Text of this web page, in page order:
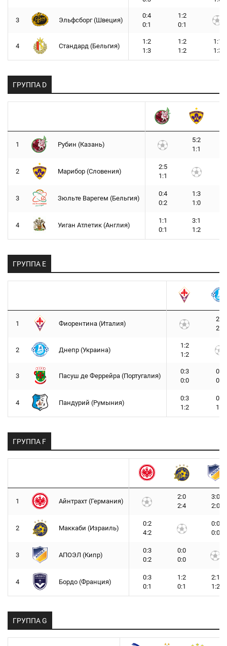
3 Эльфсборг (Швеция)
0:4
0:1
1:2
0:1
4 Стандард (Бельгия)
1:2
1:3
1:2
1:2
1:1
1:3
ГРУППА D
1 Рубин (Казань)
5:2
1:1
2 Марибор (Словения)
2:5
1:1
3 Зюльте Варегем (Бельгия)
0:4
0:2
1:3
1:0
4 Уиган Атлетик (Англия)
1:1
0:1
3:1
1:2
ГРУППА E
1 Фиорентина (Италия)
2:1
2:1
2 Днепр (Украина)
1:2
1:2
3 Пасуш де Феррейра (Португалия)
0:3
0:0
0:2
0:2
4 Пандурий (Румыния)
0:3
1:2
0:1
1:4
ГРУППА F
1 Айнтрахт (Германия)
2:0
2:4
3:0
2:0
2 Маккаби (Израиль)
0:2
4:2
0:0
0:0
3 АПОЭЛ (Кипр)
0:3
0:2
0:0
0:0
4 Бордо (Франция)
0:3
0:1
1:2
0:1
2:1
1:2
ГРУППА G